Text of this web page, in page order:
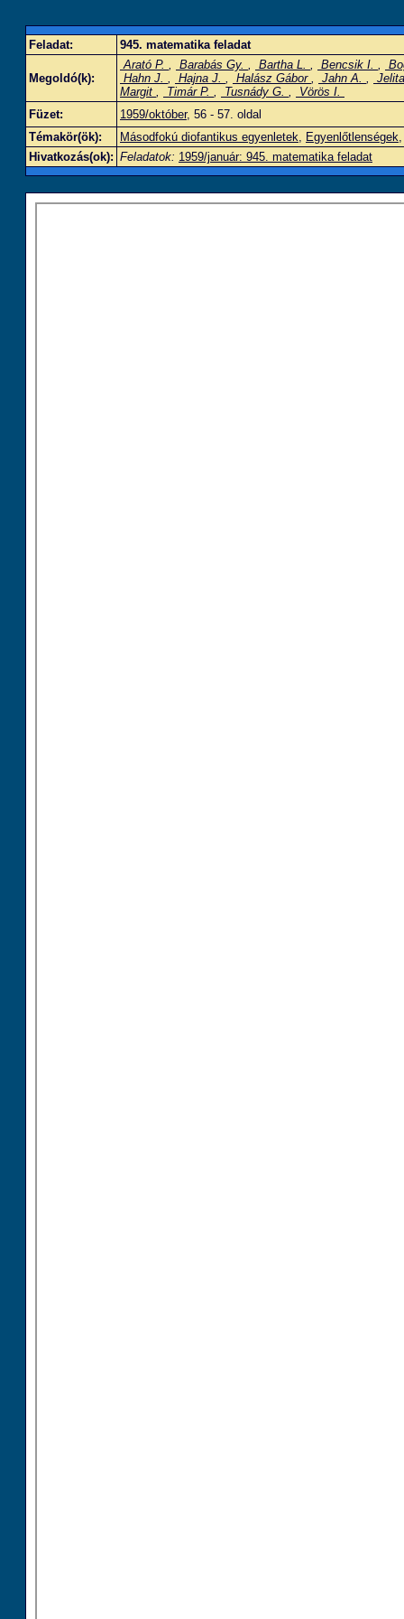
Feladat: 945. matematika feladat
Megoldó(k):
Arató P. , Barabás Gy. , Bartha L. , Bencsik I. ,
Hahn J. , Hajna J. , Halász Gábor , Jahn A. ,
Margit , Timár P. , Tusnády G. ,
Vörös I.
Füzet:
1959/október, 56 - 57. oldal
Témakör(ök):
Másodfokú diofantikus egyenletek, Egyenlőtlenségek
Hivatkozás(ok): Feladatok: 1959/január: 945. matematika feladat